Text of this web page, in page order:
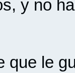
y no
que le